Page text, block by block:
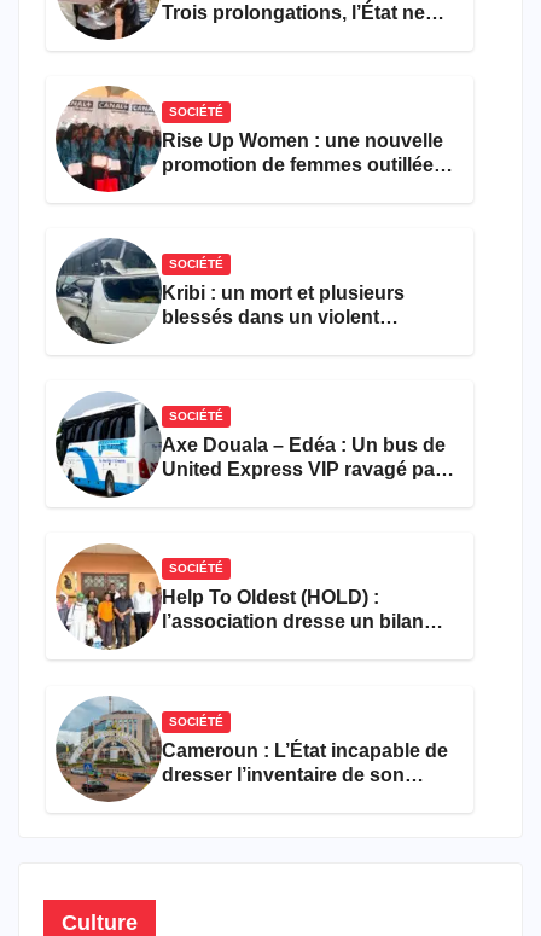
Trois prolongations, l’État ne
SOCIÉTÉ
Rise Up Women : une nouvelle
promotion de femmes outillées
SOCIÉTÉ
Kribi : un mort et plusieurs
blessés dans un violent
SOCIÉTÉ
Axe Douala – Edéa : Un bus de
United Express VIP ravagé par
SOCIÉTÉ
Help To Oldest (HOLD) :
l’association dresse un bilan
SOCIÉTÉ
Cameroun : L’État incapable de
dresser l’inventaire de son
Culture